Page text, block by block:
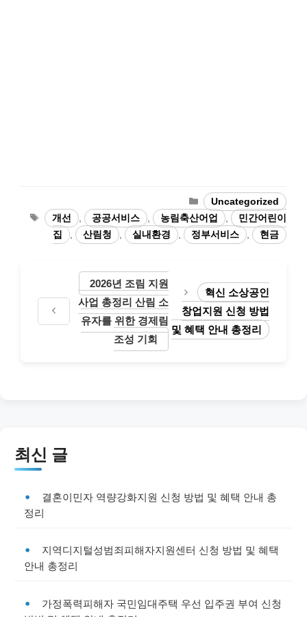
Categories
Uncategorized
Tags
개선 공공서비스 농림축산어업
민간어린이
집
산림청 실내환경 정부서비스 현금
2026년 조림 지원
사업 총정리 산림 소
유자를 위한 경제림
조성 기회
혁신 소상공인
창업지원 신청 방법
및 혜택 안내 총정리
최신 글
결혼이민자 역량강화지원 신청 방법 및 혜택 안내 총
정리
지역디지털성범죄피해자지원센터 신청 방법 및 혜택
안내 총정리
가정폭력피해자 국민임대주택 우선 입주권 부여 신청